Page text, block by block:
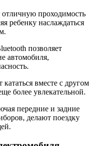
проходимость
ребенку наслаждаться
позволяет
автомобиля,
вместе с другом
более увлекательной.
передние и задние
делают поездку